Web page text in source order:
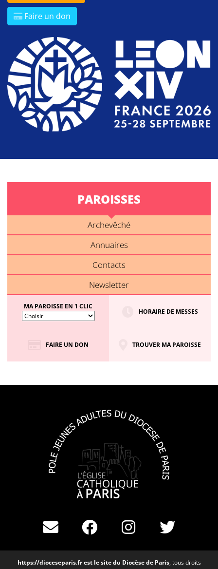
Faire un don
PAROISSES
Archevêché
Annuaires
Contacts
Newsletter
MA PAROISSE EN 1 CLIC
HORAIRE DE MESSES
FAIRE UN DON TROUVER MA PAROISSE
https://dioceseparis.frest le site du Diocèse de Paris, tous droits